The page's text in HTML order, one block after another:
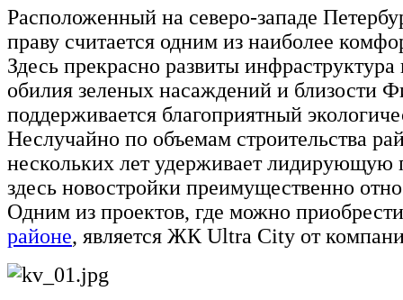
Расположенный на северо-западе
праву считается одним из наиболее
Здесь прекрасно развиты инфраструктура
обилия зеленых насаждений и близости
поддерживается благоприятный
Неслучайно по объемам строительства
нескольких лет удерживает
здесь новостройки преимущественно
Одним из проектов, где можно
районе, является ЖК Ultra City от